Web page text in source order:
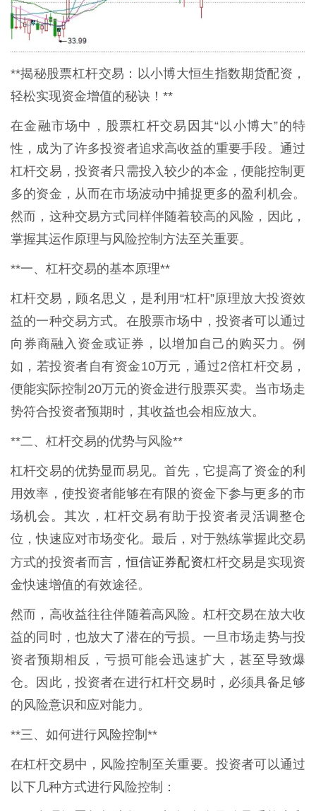
**揭秘股票杠杆交易：以小博大恒生指数期货配资，
轻松实现资金增值的秘诀！**
在金融市场中，股票杠杆交易因其“以小博大”的特
性，成为了许多投资者追求高收益的重要手段。通过
杠杆交易，投资者只需投入较少的本金，便能控制更
多的资金，从而在市场波动中捕捉更多的盈利机会。
然而，这种交易方式同样伴随着较高的风险，因此，
掌握其运作原理与风险控制方法至关重要。
**一、杠杆交易的基本原理**
杠杆交易，顾名思义，是利用“杠杆”原理放大投资效
益的一种交易方式。在股票市场中，投资者可以通过
向券商融入资金或证券，以增加自己的购买力。例
如，若投资者自有资金10万元，通过2倍杠杆交易，
便能实际控制20万元的资金进行股票买卖。当市场走
势符合投资者预期时，其收益也会相应放大。
**二、杠杆交易的优势与风险**
杠杆交易的优势显而易见。首先，它提高了资金的利
用效率，使投资者能够在有限的资金下参与更多的市
场机会。其次，杠杆交易有助于投资者灵活调整仓
位，快速应对市场变化。最后，对于熟练掌握此交易
方式的投资者而言，恒信证券配资杠杆交易是实现资
金快速增值的有效途径。
然而，高收益往往伴随着高风险。杠杆交易在放大收
益的同时，也放大了潜在的亏损。一旦市场走势与投
资者预期相反，亏损可能会迅速扩大，甚至导致爆
仓。因此，投资者在进行杠杆交易时，必须具备足够
的风险意识和应对能力。
**三、如何进行风险控制**
在杠杆交易中，风险控制至关重要。投资者可以通过
以下几种方式进行风险控制：